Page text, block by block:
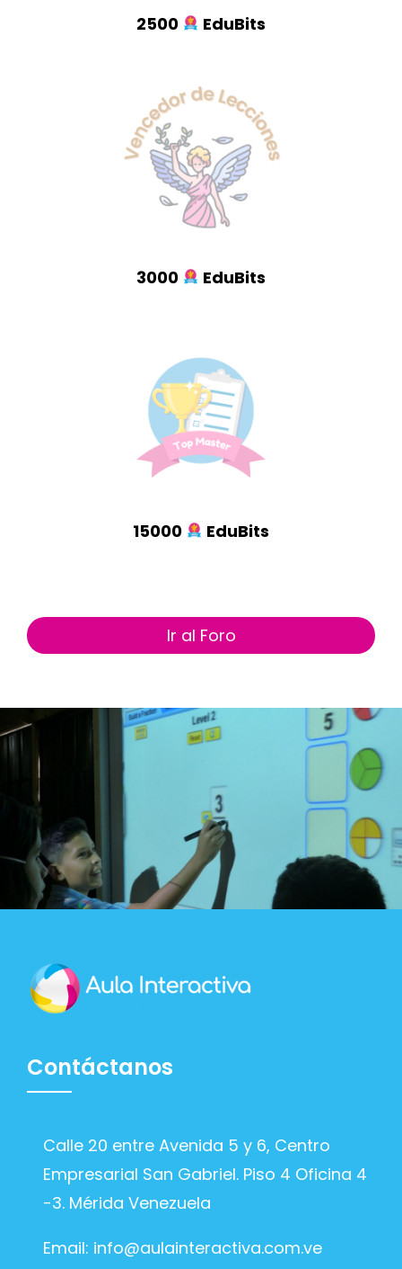
2500 EduBits
3000 EduBits
15000 EduBits
Ir al Foro
Contáctanos
Calle 20 entre Avenida 5 y 6, Centro
Empresarial San Gabriel. Piso 4 Oficina 4
-3. Mérida Venezuela
Email: info@aulainteractiva.com.ve